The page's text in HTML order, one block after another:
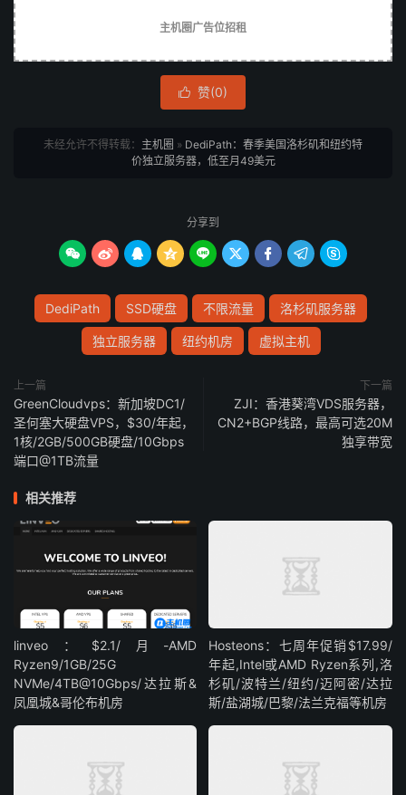
主机圈广告位招租
 赞(0)
未经允许不得转载： 主机圈 » DediPath：春季美国洛杉矶和纽约特
价独立服务器，低至月49美元
分享到
        
DediPath SSD硬盘 不限流量 洛杉矶服务器
独立服务器 纽约机房 虚拟主机
上一篇
GreenCloudvps：新加坡DC1/
圣何塞大硬盘VPS，$30/年起，
1核/2GB/500GB硬盘/10Gbps
端口@1TB流量
下一篇
ZJI：香港葵湾VDS服务器，
CN2+BGP线路，最高可选20M
独享带宽
相关推荐
linveo：$2.1/月-AMD
Ryzen9/1GB/25G
NVMe/4TB@10Gbps/达拉斯&
凤凰城&哥伦布机房
Hosteons：七周年促销$17.99/
年起,Intel或AMD Ryzen系列,洛
杉矶/波特兰/纽约/迈阿密/达拉
斯/盐湖城/巴黎/法兰克福等机房